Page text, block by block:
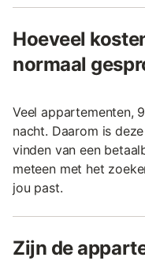
Hoeveel
normaal
Veel appartementen,
nacht. Daarom is
vinden van een
meteen met het
jou past.
Zijn de